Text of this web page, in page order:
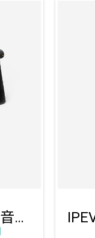
IPEVO VOCAL HUB 無線音訊會議系統